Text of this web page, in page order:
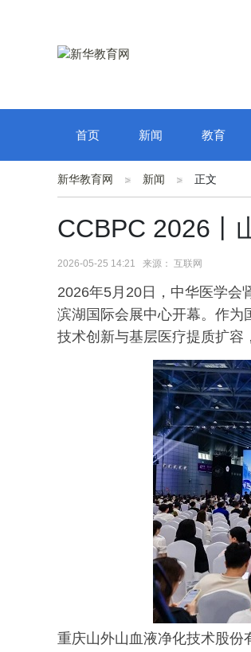
首页 新闻 教育
新华教育网 新闻 正文
CCBPC 2026丨
2026-05-25 14:21 来源： 互联网
2026年5月20日，中华医学会
滨湖国际会展中心开幕。作为
技术创新与基层医疗提质扩容
重庆山外山血液净化技术股份